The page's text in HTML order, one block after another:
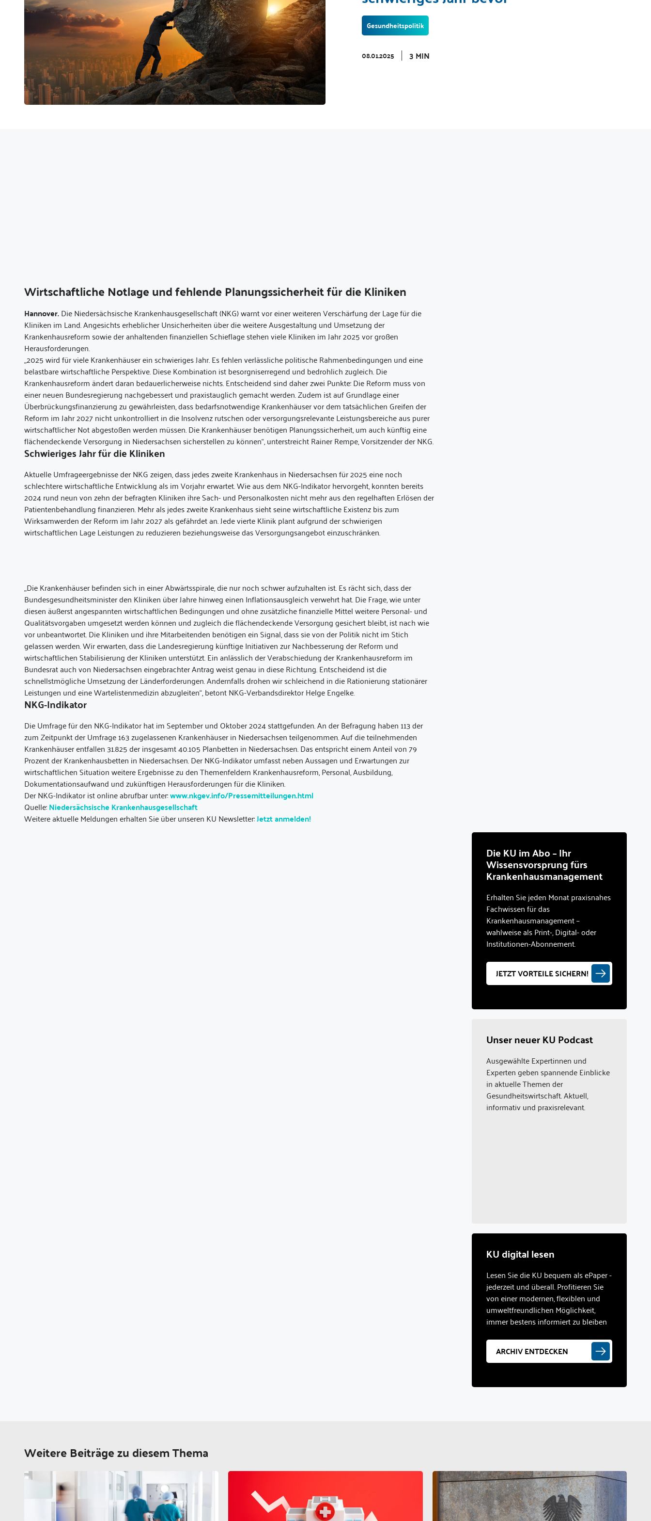
Gesundheitspolitik
08.01.2025 3 MIN
Wirtschaftliche Notlage und fehlende Planungssicherheit für die Kliniken
Hannover.Die Niedersächsische Krankenhausgesellschaft (NKG) warnt vor einer weiteren Verschärfung der Lage für die
Kliniken im Land. Angesichts erheblicher Unsicherheiten über die weitere Ausgestaltung und Umsetzung der
Krankenhausreform sowie der anhaltenden finanziellen Schieflage stehen viele Kliniken im Jahr 2025 vor großen
Herausforderungen.
„2025 wird für viele Krankenhäuser ein schwieriges Jahr. Es fehlen verlässliche politische Rahmenbedingungen und eine
belastbare wirtschaftliche Perspektive. Diese Kombination ist besorgniserregend und bedrohlich zugleich. Die
Krankenhausreform ändert daran bedauerlicherweise nichts. Entscheidend sind daher zwei Punkte: Die Reform muss von
einer neuen Bundesregierung nachgebessert und praxistauglich gemacht werden. Zudem ist auf Grundlage einer
Überbrückungsfinanzierung zu gewährleisten, dass bedarfsnotwendige Krankenhäuser vor dem tatsächlichen Greifen der
Reform im Jahr 2027 nicht unkontrolliert in die Insolvenz rutschen oder versorgungsrelevante Leistungsbereiche aus purer
wirtschaftlicher Not abgestoßen werden müssen. Die Krankenhäuser benötigen Planungssicherheit, um auch künftig eine
flächendeckende Versorgung in Niedersachsen sicherstellen zu können“, unterstreicht Rainer Rempe, Vorsitzender der NKG.
Schwieriges Jahr für die Kliniken
Aktuelle Umfrageergebnisse der NKG zeigen, dass jedes zweite Krankenhaus in Niedersachsen für 2025 eine noch
schlechtere wirtschaftliche Entwicklung als im Vorjahr erwartet. Wie aus dem NKG-Indikator hervorgeht, konnten bereits
2024 rund neun von zehn der befragten Kliniken ihre Sach- und Personalkosten nicht mehr aus den regelhaften Erlösen der
Patientenbehandlung finanzieren. Mehr als jedes zweite Krankenhaus sieht seine wirtschaftliche Existenz bis zum
Wirksamwerden der Reform im Jahr 2027 als gefährdet an. Jede vierte Klinik plant aufgrund der schwierigen
wirtschaftlichen Lage Leistungen zu reduzieren beziehungsweise das Versorgungsangebot einzuschränken.
„Die Krankenhäuser befinden sich in einer Abwärtsspirale, die nur noch schwer aufzuhalten ist. Es rächt sich, dass der
Bundesgesundheitsminister den Kliniken über Jahre hinweg einen Inflationsausgleich verwehrt hat. Die Frage, wie unter
diesen äußerst angespannten wirtschaftlichen Bedingungen und ohne zusätzliche finanzielle Mittel weitere Personal- und
Qualitätsvorgaben umgesetzt werden können und zugleich die flächendeckende Versorgung gesichert bleibt, ist nach wie
vor unbeantwortet. Die Kliniken und ihre Mitarbeitenden benötigen ein Signal, dass sie von der Politik nicht im Stich
gelassen werden. Wir erwarten, dass die Landesregierung künftige Initiativen zur Nachbesserung der Reform und
wirtschaftlichen Stabilisierung der Kliniken unterstützt. Ein anlässlich der Verabschiedung der Krankenhausreform im
Bundesrat auch von Niedersachsen eingebrachter Antrag weist genau in diese Richtung. Entscheidend ist die
schnellstmögliche Umsetzung der Länderforderungen. Andernfalls drohen wir schleichend in die Rationierung stationärer
Leistungen und eine Wartelistenmedizin abzugleiten“, betont NKG-Verbandsdirektor Helge Engelke.
NKG-Indikator
Die Umfrage für den NKG-Indikator hat im September und Oktober 2024 stattgefunden. An der Befragung haben 113 der
zum Zeitpunkt der Umfrage 163 zugelassenen Krankenhäuser in Niedersachsen teilgenommen. Auf die teilnehmenden
Krankenhäuser entfallen 31.825 der insgesamt 40.105 Planbetten in Niedersachsen. Das entspricht einem Anteil von 79
Prozent der Krankenhausbetten in Niedersachsen. Der NKG-Indikator umfasst neben Aussagen und Erwartungen zur
wirtschaftlichen Situation weitere Ergebnisse zu den Themenfeldern Krankenhausreform, Personal, Ausbildung,
Dokumentationsaufwand und zukünftigen Herausforderungen für die Kliniken.
Der NKG-Indikator ist online abrufbar unter:www.nkgev.info/Pressemitteilungen.html
Quelle:Niedersächsische Krankenhausgesellschaft
Weitere aktuelle Meldungen erhalten Sie über unseren KU Newsletter:Jetzt anmelden!
Die KU im Abo – Ihr
Wissensvorsprung fürs
Krankenhausmanagement
Erhalten Sie jeden Monat praxisnahes
Fachwissen für das
Krankenhausmanagement –
wahlweise als Print-, Digital- oder
Institutionen-Abonnement.
JETZT VORTEILE SICHERN!
Unser neuer KU Podcast
Ausgewählte Expertinnen und
Experten geben spannende Einblicke
in aktuelle Themen der
Gesundheitswirtschaft. Aktuell,
informativ und praxisrelevant.
KU digital lesen
Lesen Sie die KU bequem als ePaper -
jederzeit und überall. Profitieren Sie
von einer modernen, flexiblen und
umweltfreundlichen Möglichkeit,
immer bestens informiert zu bleiben
ARCHIV ENTDECKEN
Weitere Beiträge zu diesem Thema